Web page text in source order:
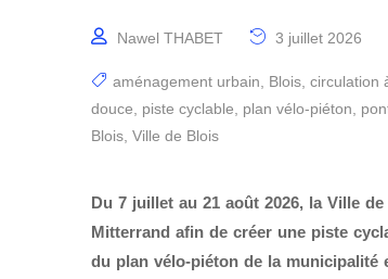
Nawel THABET 3 juillet 2026
aménagement urbain Blois circulation
douce
piste cyclable plan vélo-piéton
Blois Ville de Blois
Du 7 juillet au 21 août 2026, la Ville
Mitterrand afin de créer une piste
du plan vélo-piéton de la municipalité